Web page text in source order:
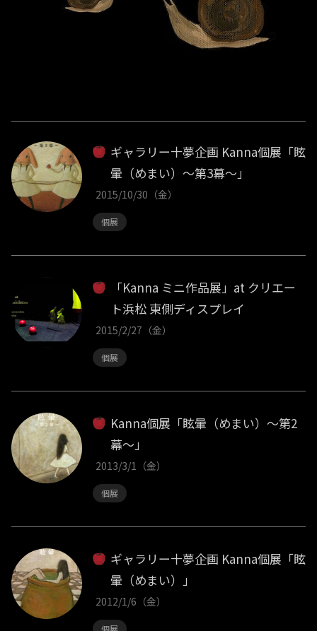
ギャラリー十夢企画 Kanna個展「眩
暈（めまい）～第3幕～」
2015/10/30（金）
個展
「Kanna ミニ作品展」at クリエー
ト浜松 東側ディスプレイ
2015/2/27（金）
個展
Kanna個展「眩暈（めまい）～第2
幕～」
2013/3/1（金）
個展
ギャラリー十夢企画 Kanna個展「眩
暈（めまい）」
2012/1/6（金）
個展